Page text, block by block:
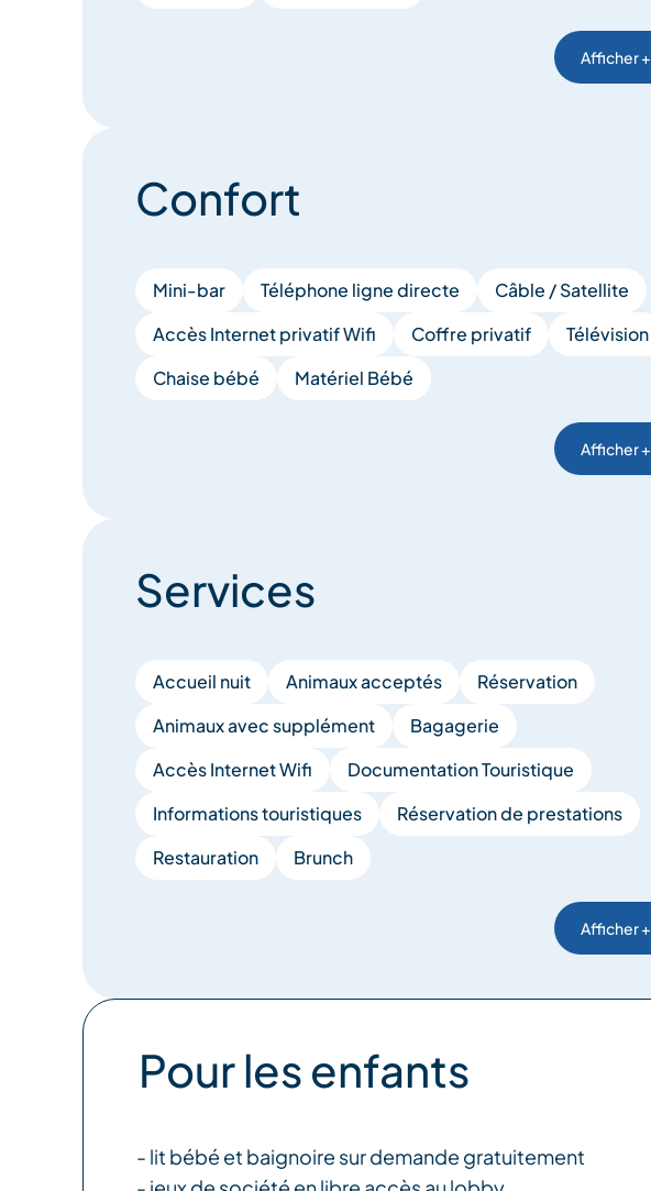
Afficher +
Confort
Mini-bar Téléphone ligne directe
Câble / Satellite
Accès Internet privatif Wifi
Coffre privatif
Télévision
Chaise bébé
Matériel Bébé
Afficher +
Services
Accueil nuit Animaux acceptés
Réservation
Animaux avec supplément
Bagagerie
Accès Internet Wifi
Documentation Touristique
Informations touristiques
Réservation de prestations
Restauration
Brunch
Afficher +
Pour les enfants
- lit bébé et baignoire sur demande gratuitement